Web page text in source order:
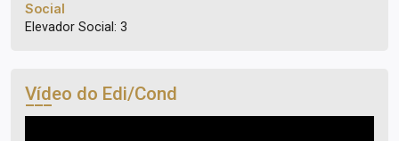
Social
Elevador Social: 3
Vídeo do Edi/Cond